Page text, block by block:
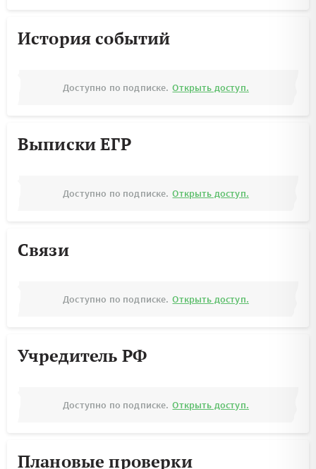
История событий
Доступно по подписке. Открыть доступ.
Выписки ЕГР
Доступно по подписке. Открыть доступ.
Связи
Доступно по подписке. Открыть доступ.
Учредитель РФ
Доступно по подписке. Открыть доступ.
Плановые проверки